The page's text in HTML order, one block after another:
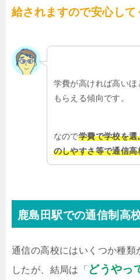
給されますので安心して
学費が高ければ高い
もらえる傾向です。
なので学費で学校を
のしやすさ等で通信
鹿島田駅での通信制高
通信の高校にはいくつか種類
したが、結局は「 どうやっ